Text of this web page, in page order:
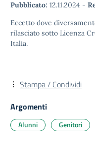
Pubblicato: 12.11.2024 -
Eccetto dove
rilasciato sotto Licenza
Italia.
Stampa / Condividi
Argomenti
Alunni Genitori